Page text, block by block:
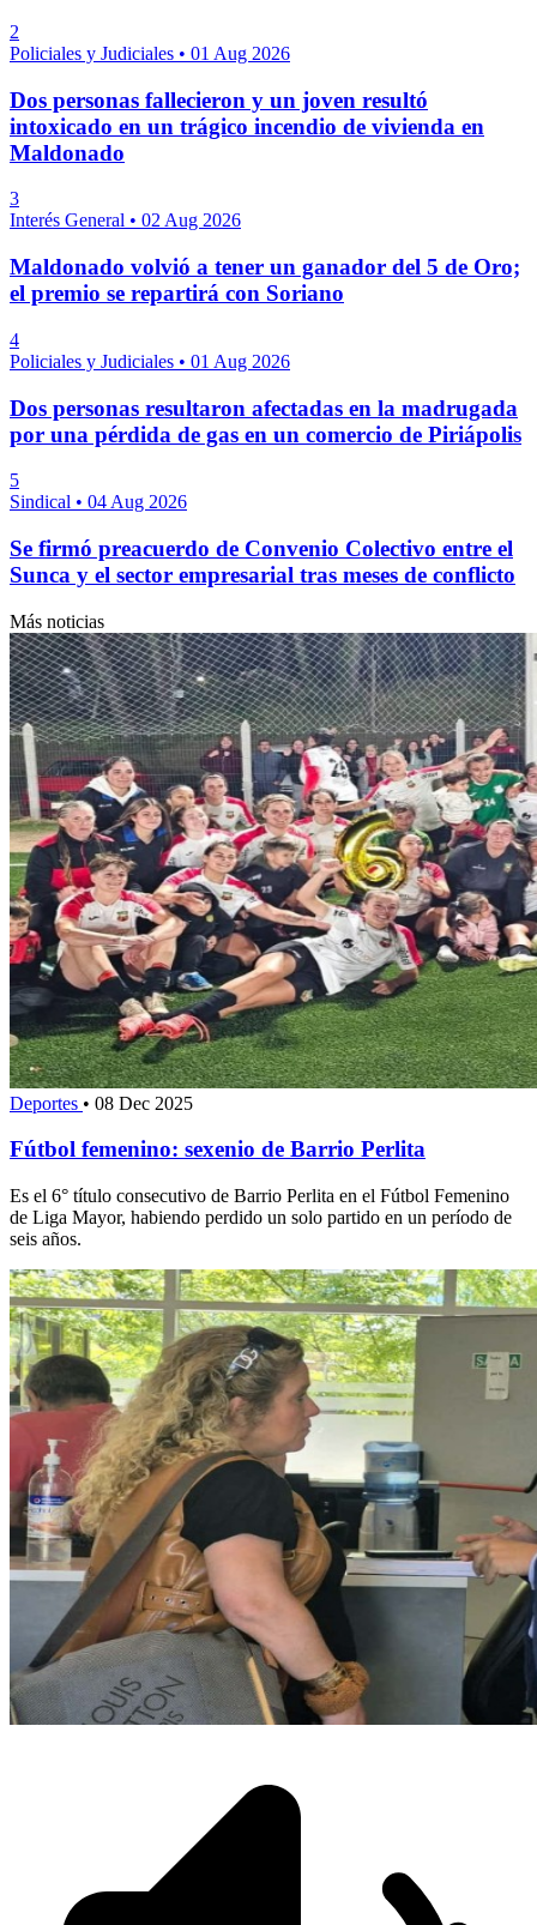
2
Policiales y Judiciales • 01 Aug 2026
Dos personas fallecieron y un joven resultó
intoxicado en un trágico incendio de vivienda en
Maldonado
3
Interés General • 02 Aug 2026
Maldonado volvió a tener un ganador del 5 de Oro;
el premio se repartirá con Soriano
4
Policiales y Judiciales • 01 Aug 2026
Dos personas resultaron afectadas en la madrugada
por una pérdida de gas en un comercio de Piriápolis
5
Sindical • 04 Aug 2026
Se firmó preacuerdo de Convenio Colectivo entre el
Sunca y el sector empresarial tras meses de conflicto
Más noticias
Deportes • 08 Dec 2025
Fútbol femenino: sexenio de Barrio Perlita
Es el 6° título consecutivo de Barrio Perlita en el Fútbol Femenino
de Liga Mayor, habiendo perdido un solo partido en un período de
seis años.